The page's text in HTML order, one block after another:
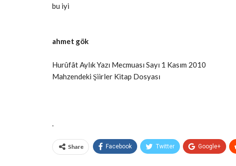
bu iyi
ahmet gök
Hurûfât Aylık Yazı Mecmuası Sayı 1 Kasım 2010
Mahzendeki Şiirler Kitap Dosyası
.
Share Facebook Twitter Google+